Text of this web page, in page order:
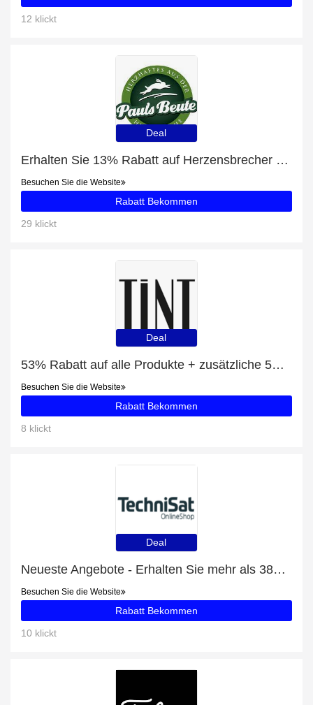
12 klickt
Deal
Erhalten Sie 13% Rabatt auf Herzensbrecher Reh 500g und mehr
Besuchen Sie die Website
Rabatt Bekommen
29 klickt
Deal
53% Rabatt auf alle Produkte + zusätzliche 5% für THE NORTH FACE EXTREME PILE JACKE BLAU
Besuchen Sie die Website
Rabatt Bekommen
8 klickt
Deal
Neueste Angebote - Erhalten Sie mehr als 38% Rabatt auf Aktoren
Besuchen Sie die Website
Rabatt Bekommen
10 klickt